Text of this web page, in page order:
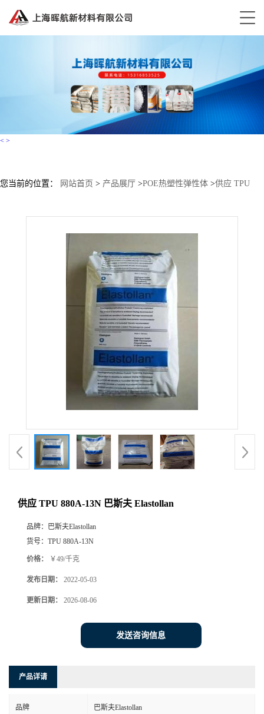
< >
您当前的位置： 网站首页 > 产品展厅 >POE热塑性弹性体 >供应 TPU
供应 TPU 880A-13N 巴斯夫 Elastollan
品牌：
巴斯夫Elastollan
货号： TPU 880A-13N
价格： ￥49/千克
发布日期： 2022-05-03
更新日期： 2026-08-06
发送咨询信息
产品详请
品牌 巴斯夫Elastollan